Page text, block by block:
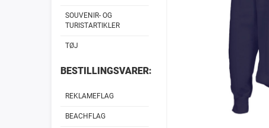
SOUVENIR- OG
TURISTARTIKLER
TØJ
BESTILLINGSVARER:
REKLAMEFLAG
BEACHFLAG